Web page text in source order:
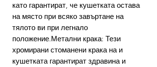
като гарантират, че кушетката остава
на място при всяко завъртане на
тялото ви при легнало
положение.Метални крака: Тези
хромирани стоманени крака на и
кушетката гарантират здравина и